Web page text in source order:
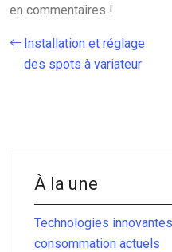
en commentaires !
Installation et réglage
des spots à variateur
À la une
Technologies
consommation actuels